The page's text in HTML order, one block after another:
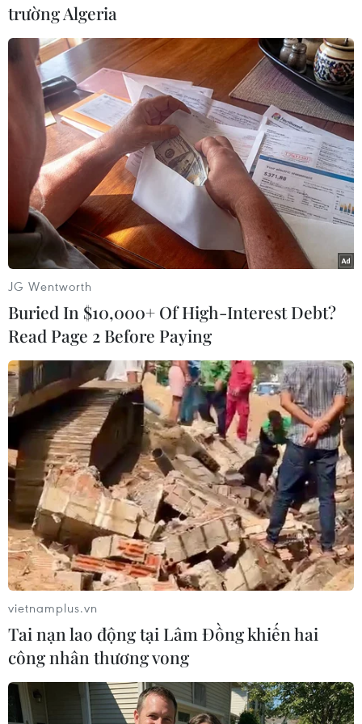
Thái, đồng thời kêu gọi người dân đoàn kết để
đẩy lùi làn sóng này.
Cảnh sát tại Montreal và thành phố Toronto, nơi
có đông đảo người Do Thái sinh sống, đã cảnh
báo về sự gia tăng các vụ việc bài Do Thái trong
thời gian gần đây.
Đầu tháng này đã xảy ra các vụ tấn công nhằm
vào 2 trường học và 1 giáo đường của người Do
Thái đều ở Montreal, song không gây thương
#bom xăng #làn sóng bài Do Thái
#Hamas-Israel
#giáo đường
Theo dõi VietnamPlus
trường Algeria
JG Wentworth
Buried In $10,000+ Of High-Interest Debt?
Read Page 2 Before Paying
vietnamplus.vn
Tai nạn lao động tại Lâm Đồng khiến hai
công nhân thương vong